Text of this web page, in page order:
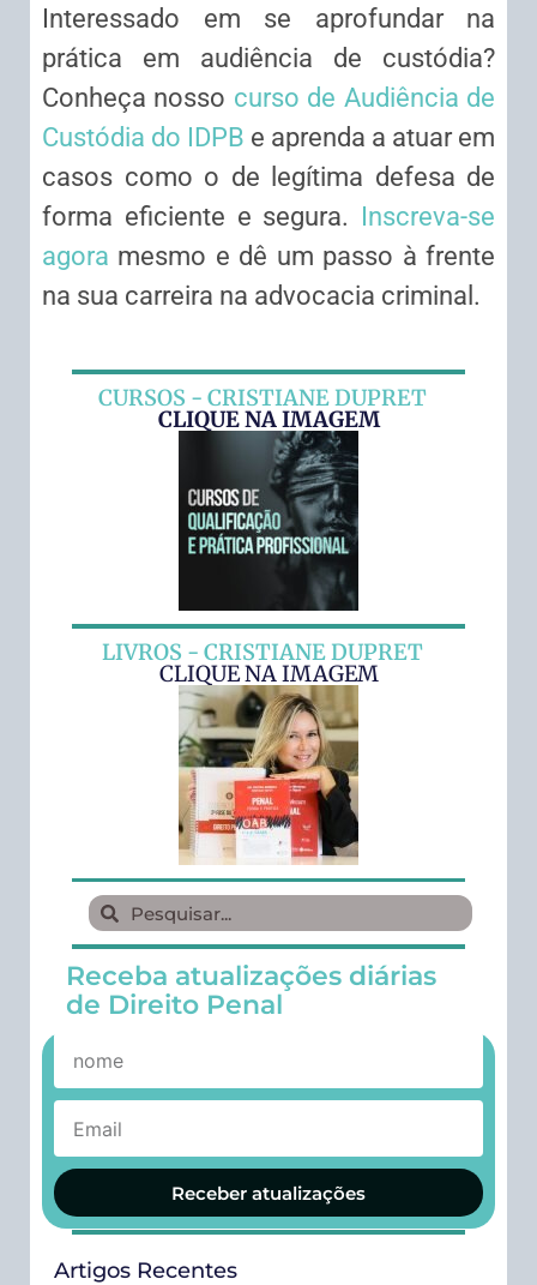
Interessado em se aprofundar na
prática em audiência de custódia?
Conheça nosso curso de Audiência de
Custódia do IDPB e aprenda a atuar em
casos como o de legítima defesa de
forma eficiente e segura. Inscreva-se
agora mesmo e dê um passo à frente
na sua carreira na advocacia criminal.
CURSOS - CRISTIANE DUPRET
CLIQUE NA IMAGEM
LIVROS - CRISTIANE DUPRET
CLIQUE NA IMAGEM
Receba atualizações diárias
de Direito Penal
Receber atualizações
Artigos Recentes